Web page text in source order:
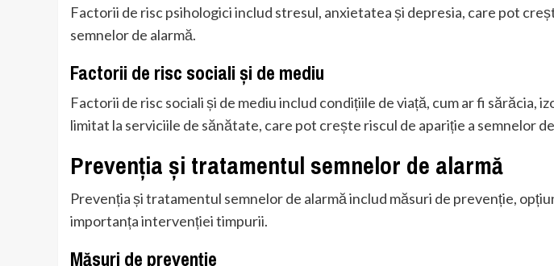
Factorii de risc psihologici includ stresul, anxietatea și depresia, care pot
semnelor de alarmă.
Factorii de risc sociali și de mediu
Factorii de risc sociali și de mediu includ condițiile de viață, cum ar fi sărăcia,
limitat la serviciile de sănătate, care pot crește riscul de apariție a semnelor
Prevenția și tratamentul semnelor de alarmă
Prevenția și tratamentul semnelor de alarmă includ măsuri de prevenție,
importanța intervenției timpurii.
Măsuri de prevenție